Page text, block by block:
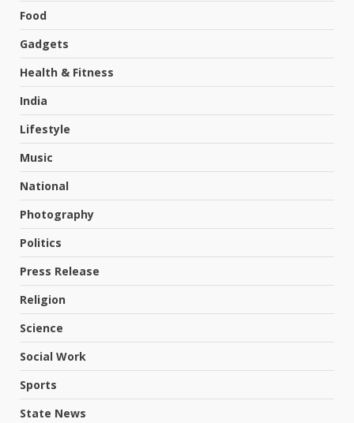
Food
Gadgets
Health & Fitness
India
Lifestyle
Music
National
Photography
Politics
Press Release
Religion
Science
Social Work
Sports
State News